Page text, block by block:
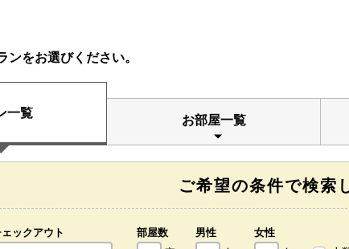
ンをお選びください。
一覧 お部屋一覧
ご希望の条件で検索
ックアウト
部屋数
男性
女性